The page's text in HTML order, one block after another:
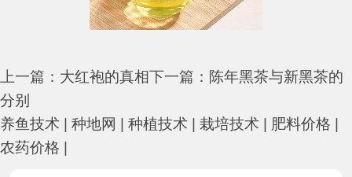
上一篇： 大红袍的真相下一篇： 陈年黑茶与新黑茶的
分别
养鱼技术
种地网 种植技术 栽培技术 肥料价格
农药价格